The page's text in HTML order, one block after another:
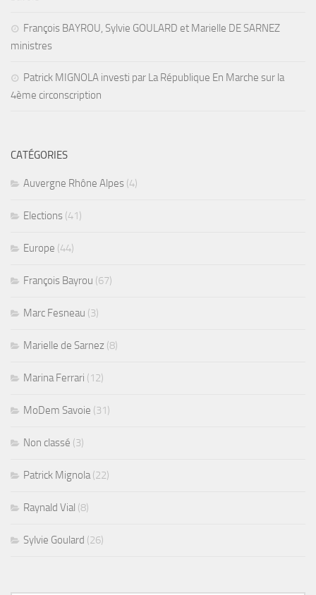
François BAYROU, Sylvie GOULARD et Marielle DE SARNEZ
ministres
Patrick MIGNOLA investi par La République En Marche sur la
4ème circonscription
CATÉGORIES
Auvergne Rhône Alpes (4)
Elections (41)
Europe (44)
François Bayrou (67)
Marc Fesneau (3)
Marielle de Sarnez (8)
Marina Ferrari (12)
MoDem Savoie (31)
Non classé (3)
Patrick Mignola(22)
Raynald Vial (8)
Sylvie Goulard (26)